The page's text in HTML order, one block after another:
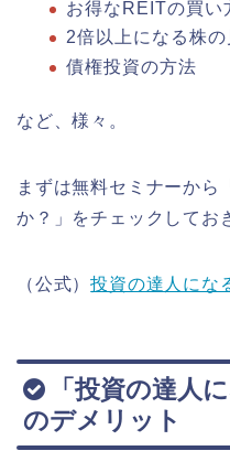
お得なREITの買い
2倍以上になる株
債権投資の方法
など、様々。
まずは無料セミナーから
か？」をチェックしてお
（公式）投資の達人にな
「投資の達人
のデメリット